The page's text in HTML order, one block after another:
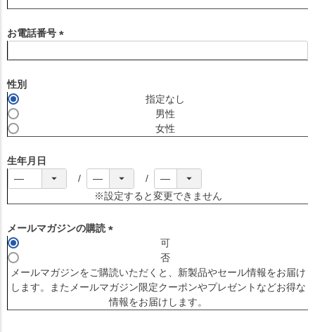
お電話番号
性別
指定なし
男性
女性
生年月日
※設定すると変更できません
メールマガジンの購読
須
)
可
否
メールマガジンをご購読いただくと、新製品やセール情報をお届け
します。またメールマガジン限定クーポンやプレゼントなどお得な
情報をお届けします。